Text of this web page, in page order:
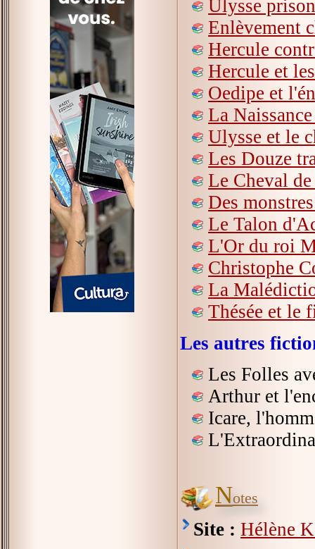
Ulysse
Enlèvement
Hercule
Hercule et
Oedipe et
La
Ulysse et le
Les Douze
Le Cheval
Des
Le Talon
L'Or du roi
Christophe
La
Thésée et le
Les autres
Les Folles
Arthur et
Icare,
Notes
Site : Hélène